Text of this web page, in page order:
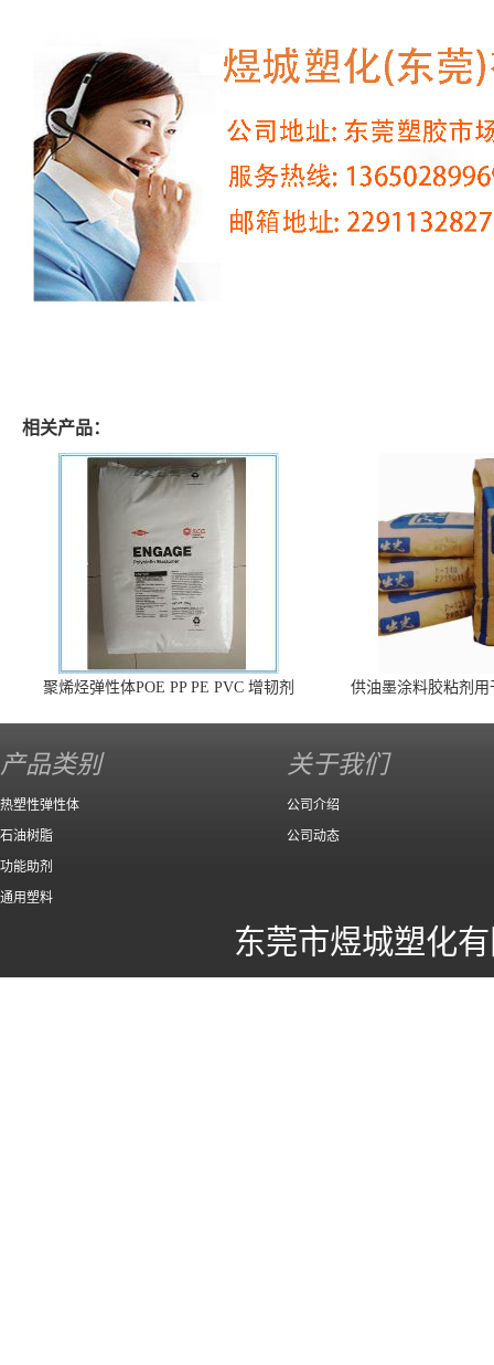
相关产品：
聚烯烃弹性体POE PP PE PVC 增韧剂
供油墨涂料胶粘剂
产品类别
热塑性弹性体
石油树脂
功能助剂
通用塑料
关于我们
公司介绍
公司动态
东莞市煜城塑化